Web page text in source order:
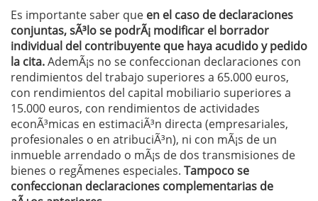
Es importante saber que en el caso de declaraciones
conjuntas, sÃ³lo se podrÃ¡ modificar el borrador
individual del contribuyente que haya acudido y pedido
la cita.AdemÃ¡s no se confeccionan declaraciones con
rendimientos del trabajo superiores a 65.000 euros,
con rendimientos del capital mobiliario superiores a
15.000 euros, con rendimientos de actividades
econÃ³micas en estimaciÃ³n directa (empresariales,
profesionales o en atribuciÃ³n), ni con mÃ¡s de un
inmueble arrendado o mÃ¡s de dos transmisiones de
bienes o regÃ­menes especiales. Tampoco se
confeccionan declaraciones complementarias de